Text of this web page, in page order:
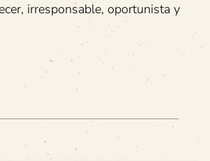
irresponsable, oportunista y